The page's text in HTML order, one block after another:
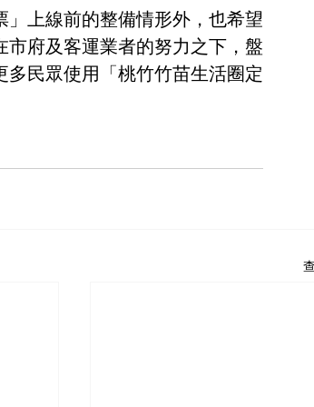
上線前的整備情形外，也希望
府及客運業者的努力之下，盤
民眾使用「桃竹竹苗生活圈定